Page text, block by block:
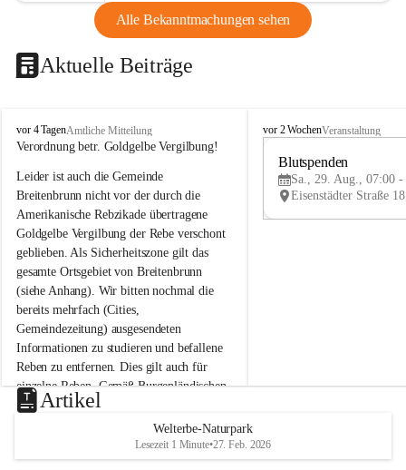
Alle Bekanntmachungen sehen
Aktuelle Beiträge
B
r
i
t
e
n
b
r
u
n
n
a
m
N
e
u
s
d
vor 4 TagenAmtliche Mitteilung
Verordnung betr. Goldgelbe Vergilbung!
Leider ist auch die Gemeinde
Breitenbrunn nicht vor der durch die
Amerikanische Rebzikade übertragene
Goldgelbe Vergilbung der Rebe verschont
geblieben. Als Sicherheitszone gilt das
gesamte Ortsgebiet von Breitenbrunn
(siehe Anhang). Wir bitten nochmal die
bereits mehrfach (Cities,
Gemeindezeitung) ausgesendeten
Informationen zu studieren und befallene
Reben zu entfernen. Dies gilt auch für
einzelne Reben. Gemäß Burgenländischen
Weinbaugesetz sind nicht gepflegte oder
unzulässige Weingärten zu roden! Bitte
helfen wir zusammen um unsere Winzer
vor den prognostizierten Ernteausfällen
B
e
u
e
d
vor 2 WochenVeranstaltung
Blutspenden
Sa., 29. Aug., 07:00 -
Artikel
Welterbe-Naturpark
Lesezeit 1 Minute•27. Feb. 2026